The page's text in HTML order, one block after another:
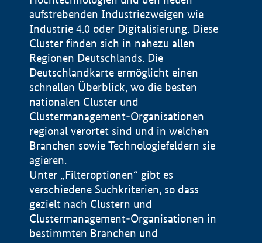
aufstrebenden Industriezweigen wie
Industrie 4.0 oder Digitalisierung. Diese
Cluster finden sich in nahezu allen
Regionen Deutschlands. Die
Deutschlandkarte ermöglicht einen
schnellen Überblick, wo die besten
nationalen Cluster und
Clustermanagement-Organisationen
regional verortet sind und in welchen
Branchen sowie Technologiefeldern sie
agieren.
Unter „Filteroptionen“ gibt es
verschiedene Suchkriterien, so dass
gezielt nach Clustern und
Clustermanagement-Organisationen in
bestimmten Branchen und
Impressum
Datenschutzerklärung
BMWE, 2026 ©
100 km © Geobasis-DE / BKG 2015